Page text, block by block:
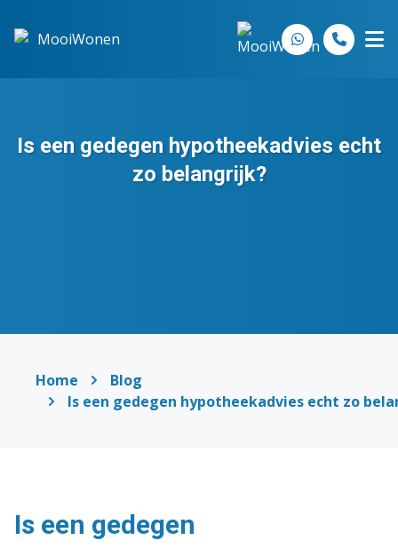
Is een gedegen hypotheekadvies echt
zo belangrijk?
Home
Blog
Is een gedegen hypotheekadvies echt zo
Is een gedegen